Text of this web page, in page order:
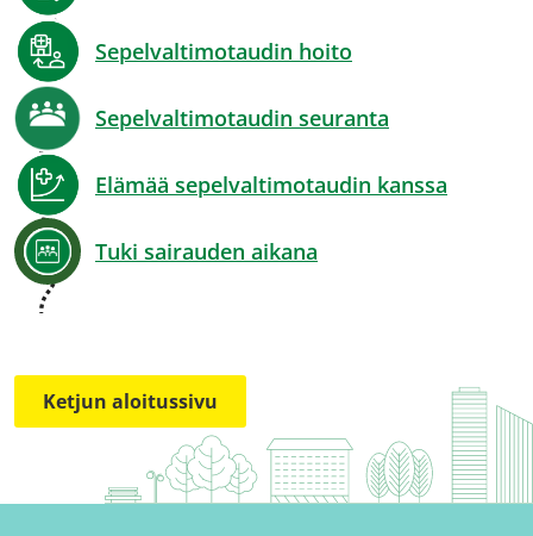
Sepelvaltimotaudin hoito
Sepelvaltimotaudin seuranta
Elämää sepelvaltimotaudin kanssa
Tuki sairauden aikana
Ketjun aloitussivu